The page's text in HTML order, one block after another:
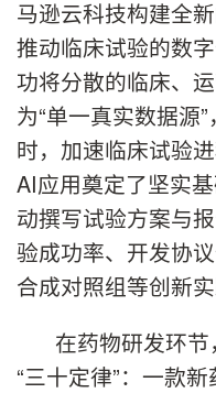
马逊云科技构建全
推动临床试验的数
功将分散的临床、
为“单一真实数据源
时，加速临床试验
AI应用奠定了坚实
动撰写试验方案与
验成功率、开发协
合成对照组等创新实
在药物研发环
“三十定律”：一款